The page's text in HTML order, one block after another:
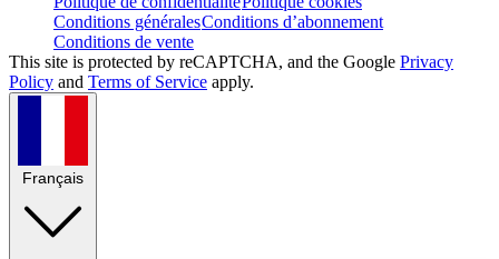
Conditions généralesConditions d’abonnement
Conditions de vente
This site is protected by reCAPTCHA, and the Google Privacy
Policy and Terms of Service apply.
Français